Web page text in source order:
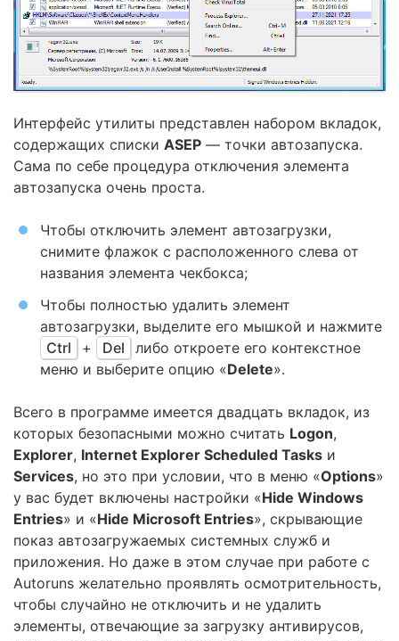
Интерфейс утилиты представлен набором вкладок,
содержащих списки ASEP — точки автозапуска.
Сама по себе процедура отключения элемента
автозапуска очень проста.
Чтобы отключить элемент автозагрузки,
снимите флажок с расположенного слева от
названия элемента чекбокса;
Чтобы полностью удалить элемент
автозагрузки, выделите его мышкой и нажмите
Ctrl
+ Del
либо откроете его контекстное
меню и выберите опцию «Delete».
Всего в программе имеется двадцать вкладок, из
которых безопасными можно считать Logon,
Explorer, Internet Explorer Scheduled Tasks и
Services, но это при условии, что в меню «Options»
у вас будет включены настройки «Hide Windows
Entries» и «Hide Microsoft Entries», скрывающие
показ автозагружаемых системных служб и
приложения. Но даже в этом случае при работе с
Autoruns желательно проявлять осмотрительность,
чтобы случайно не отключить и не удалить
элементы, отвечающие за загрузку антивирусов,